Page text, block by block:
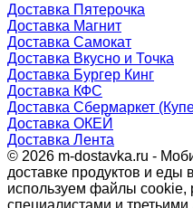
Доставка Пятерочка
Доставка Магнит
Доставка Самокат
Доставка Вкусно и Точка
Доставка Бургер Кинг
Доставка КФС
Доставка Сбермаркет
Доставка ОКЕЙ
Доставка Лента
© 2026 m-dostavka.ru -
доставке продуктов и
используем файлы
специалистами и